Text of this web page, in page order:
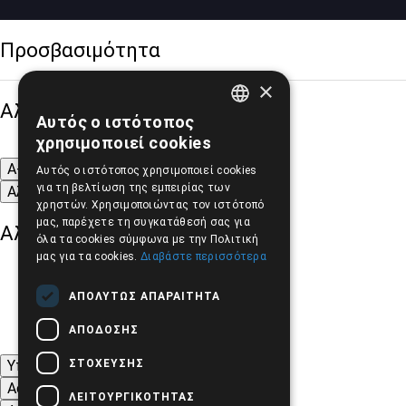
Προσβασιμότητα
Αλλαγή Μεγέθους
A- A+
A
Αλλαγή Γραμματοσειράς
Αλλαγή Χρώματος
Υπογράμμιση συνδέσμων
Ασπρόμαυρες Εικόνες
×
Αυτός ο ιστότοπος
χρησιμοποιεί cookies
Αυτός ο ιστότοπος χρησιμοποιεί cookies
για τη βελτίωση της εμπειρίας των
χρηστών. Χρησιμοποιώντας τον ιστότοπό
μας, παρέχετε τη συγκατάθεσή σας για
όλα τα cookies σύμφωνα με την Πολιτική
μας για τα cookies. Διαβάστε περισσότερα
ΑΠΟΛΎΤΩΣ ΑΠΑΡΑΊΤΗΤΑ
ΑΠΌΔΟΣΗΣ
ΣΤΌΧΕΥΣΗΣ
ΛΕΙΤΟΥΡΓΙΚΌΤΗΤΑΣ